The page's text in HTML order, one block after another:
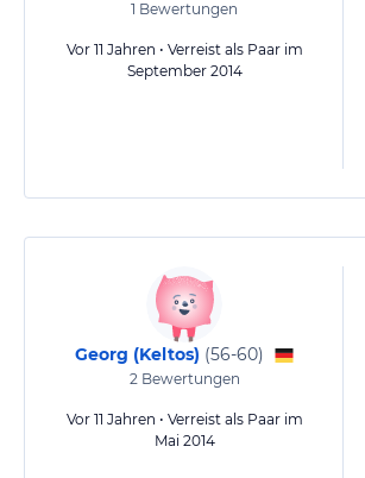
1 Bewertungen
Vor 11 Jahren • Verreist als Paar im
September 2014
Georg (Keltos) (56-60)
2 Bewertungen
Vor 11 Jahren • Verreist als Paar im
Mai 2014